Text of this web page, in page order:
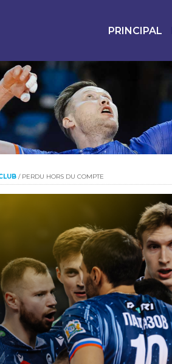
PRINCIPAL
/ PERDU HORS DU COMPTE